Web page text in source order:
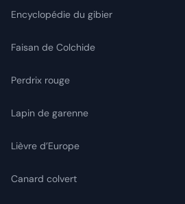
Encyclopédie du gibier
Faisan de Colchide
Perdrix rouge
Lapin de garenne
Lièvre d’Europe
Canard colvert